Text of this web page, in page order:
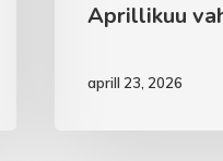
Aprillikuu
aprill 23, 2026